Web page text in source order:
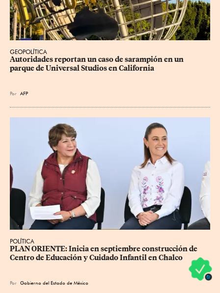
GEOPOLÍTICA
Autoridades reportan un caso de sarampión en un
parque de Universal Studios en California
Por AFP
POLÍTICA
PLAN ORIENTE: Inicia en septiembre construcción de
Centro de Educación y Cuidado Infantil en Chalco
Por Gobierno del Estado de México